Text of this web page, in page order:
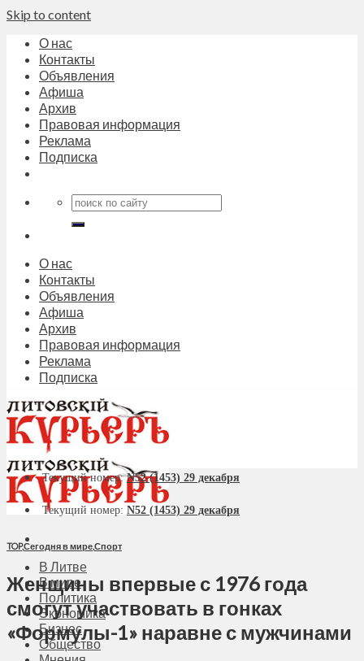
Skip to content
О нас
Контакты
Объявления
Афиша
Архив
Правовая информация
Реклама
Подписка
О нас
Контакты
Объявления
Афиша
Архив
Правовая информация
Реклама
Подписка
В Литве
В мире
Политика
Экономика
Бизнес
Общество
Текущий номер:N52 (1453) 29 декабря
Текущий номер: N52 (1453) 29 декабря
TOP,Сегодня в мире,Спорт
Женщины впервые с 1976 года
смогут участвовать в гонках
«Формулы-1» наравне с мужчинами